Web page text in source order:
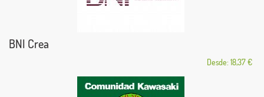
BNI Crea
Desde: 18,37 €